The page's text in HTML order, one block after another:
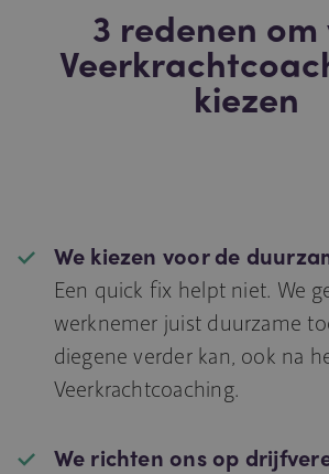
3 redenen
kiezen
We kiezen voor de
Een quick fix helpt niet. We
werknemer juist duurzame
diegene verder kan, ook na
Veerkrachtcoaching.
We richten ons op